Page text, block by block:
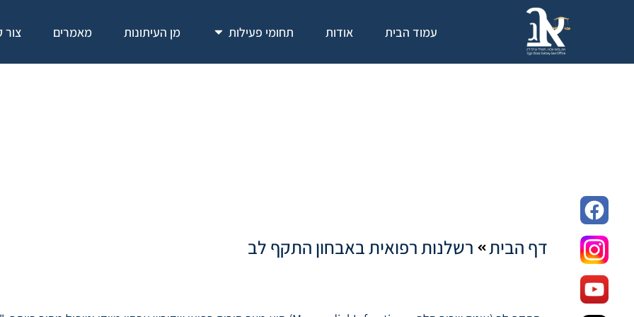
עמוד הבית אודות תחומי פעילות מן העיתונות מאמרים
רשלנות רפואית באבחון
דף הבית רשלנות רפואית באבחון התקף לב